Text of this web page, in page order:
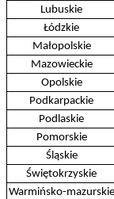
Lubuskie
Łódzkie
Małopolskie
Mazowieckie
Opolskie
Podkarpackie
Podlaskie
Pomorskie
Śląskie
Świętokrzyskie
Warmińsko-mazurskie